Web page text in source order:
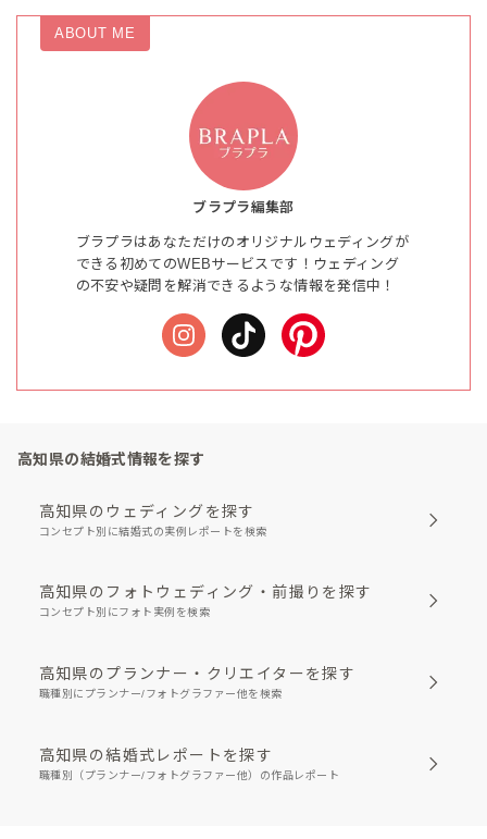
ABOUT ME
ブラプラ編集部
ブラプラはあなただけのオリジナルウェディングが
できる初めてのWEBサービスです！ウェディング
の不安や疑問を解消できるような情報を発信中！
高知県の結婚式情報を探す
高知県のウェディングを探す
コンセプト別に結婚式の実例レポートを検索
高知県のフォトウェディング・前撮りを探す
コンセプト別にフォト実例を検索
高知県のプランナー・クリエイターを探す
職種別にプランナー/フォトグラファー他を検索
高知県の結婚式レポートを探す
職種別（プランナー/フォトグラファー他）の作品レポート